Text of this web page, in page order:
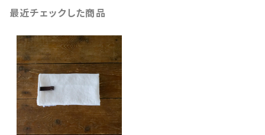
最近チェックした商品